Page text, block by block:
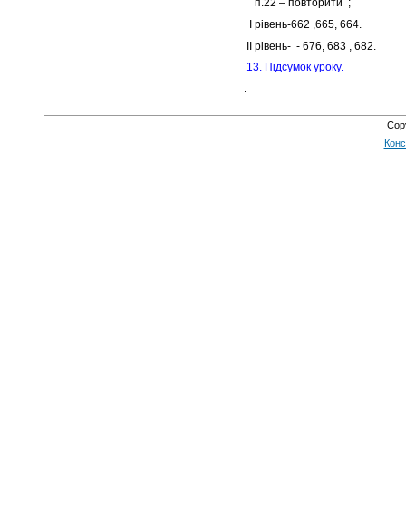
п.22 – повторити ;
І рівень-662 ,665, 664.
ІІ рівень- - 676, 683 , 682.
13. Підсумок уроку.